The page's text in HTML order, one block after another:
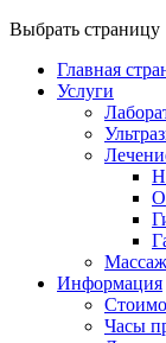
Выбрать страницу
Главная
Услуги
Массаж
Информация
Часы